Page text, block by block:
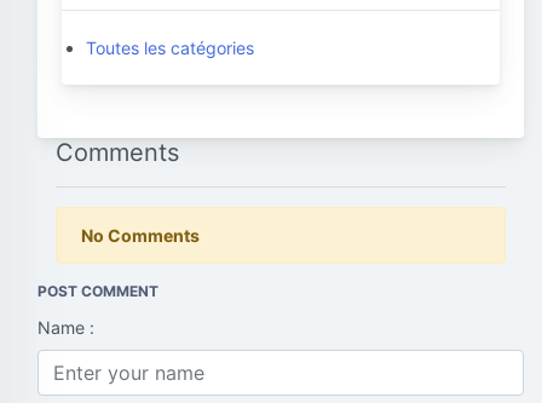
Toutes les catégories
Comments
No Comments
POST COMMENT
Name :